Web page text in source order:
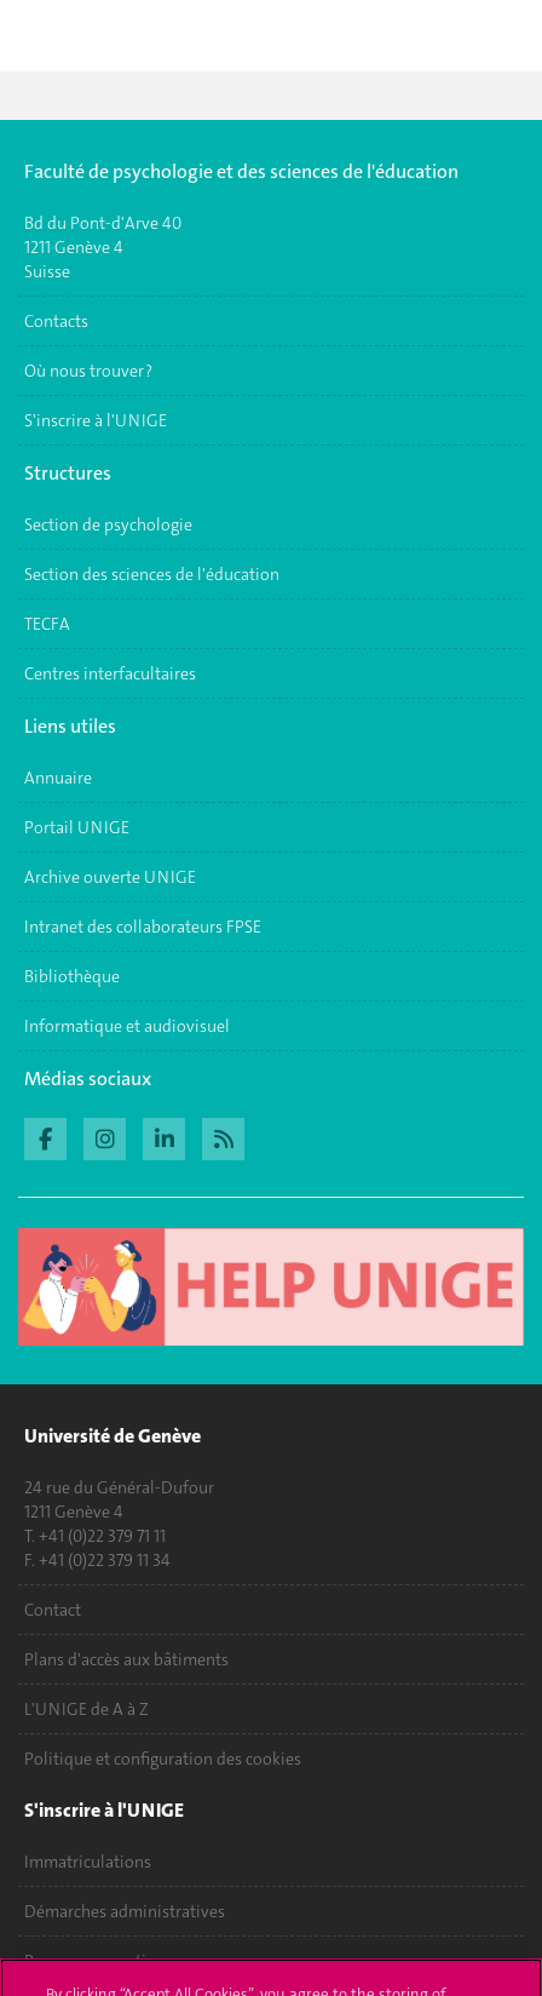
Faculté de psychologie et des sciences de l'éducation
Bd du Pont-d'Arve 40
1211 Genève 4
Suisse
Contacts
Où nous trouver ?
S'inscrire à l'UNIGE
Structures
Section de psychologie
Section des sciences de l'éducation
TECFA
Centres interfacultaires
Liens utiles
Annuaire
Portail UNIGE
Archive ouverte UNIGE
Intranet des collaborateurs FPSE
Bibliothèque
Informatique et audiovisuel
Médias sociaux
Université de Genève
24 rue du Général-Dufour
1211 Genève 4
T. +41 (0)22 379 71 11
F. +41 (0)22 379 11 34
Contact
Plans d'accès aux bâtiments
L'UNIGE de A à Z
Politique et configuration des cookies
S'inscrire à l'UNIGE
Immatriculations
Démarches administratives
Poser une question